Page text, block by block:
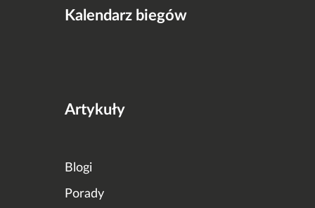
Kalendarz biegów
Artykuły
Blogi
Porady